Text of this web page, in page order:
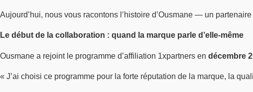
Aujourd’hui, nous vous racontons l’histoire d’Ousmane — un
Le début de la collaboration : quand la marque parle d’elle-même
Ousmane a rejoint le programme d’affiliation 1xpartners en décembre
« J’ai choisi ce programme pour la forte réputation de la marque, la